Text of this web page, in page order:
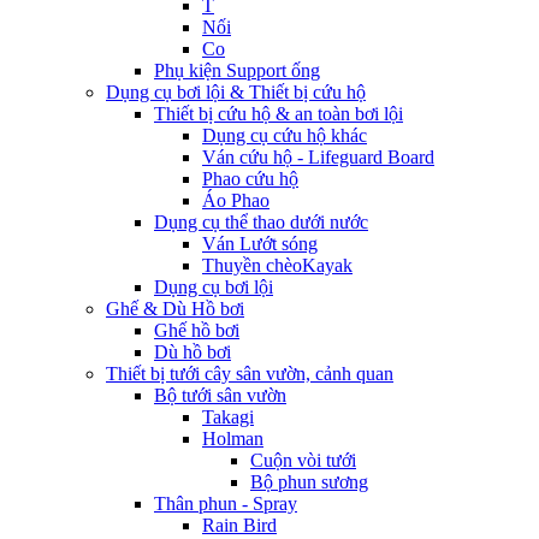
T
Nối
Co
Phụ kiện Support ống
Dụng cụ bơi lội & Thiết bị cứu hộ
Thiết bị cứu hộ & an toàn bơi lội
Dụng cụ cứu hộ khác
Ván cứu hộ - Lifeguard Board
Phao cứu hộ
Áo Phao
Dụng cụ thể thao dưới nước
Ván Lướt sóng
Thuyền chèoKayak
Dụng cụ bơi lội
Ghế & Dù Hồ bơi
Ghế hồ bơi
Dù hồ bơi
Thiết bị tưới cây sân vườn, cảnh quan
Bộ tưới sân vườn
Takagi
Holman
Cuộn vòi tưới
Bộ phun sương
Thân phun - Spray
Rain Bird